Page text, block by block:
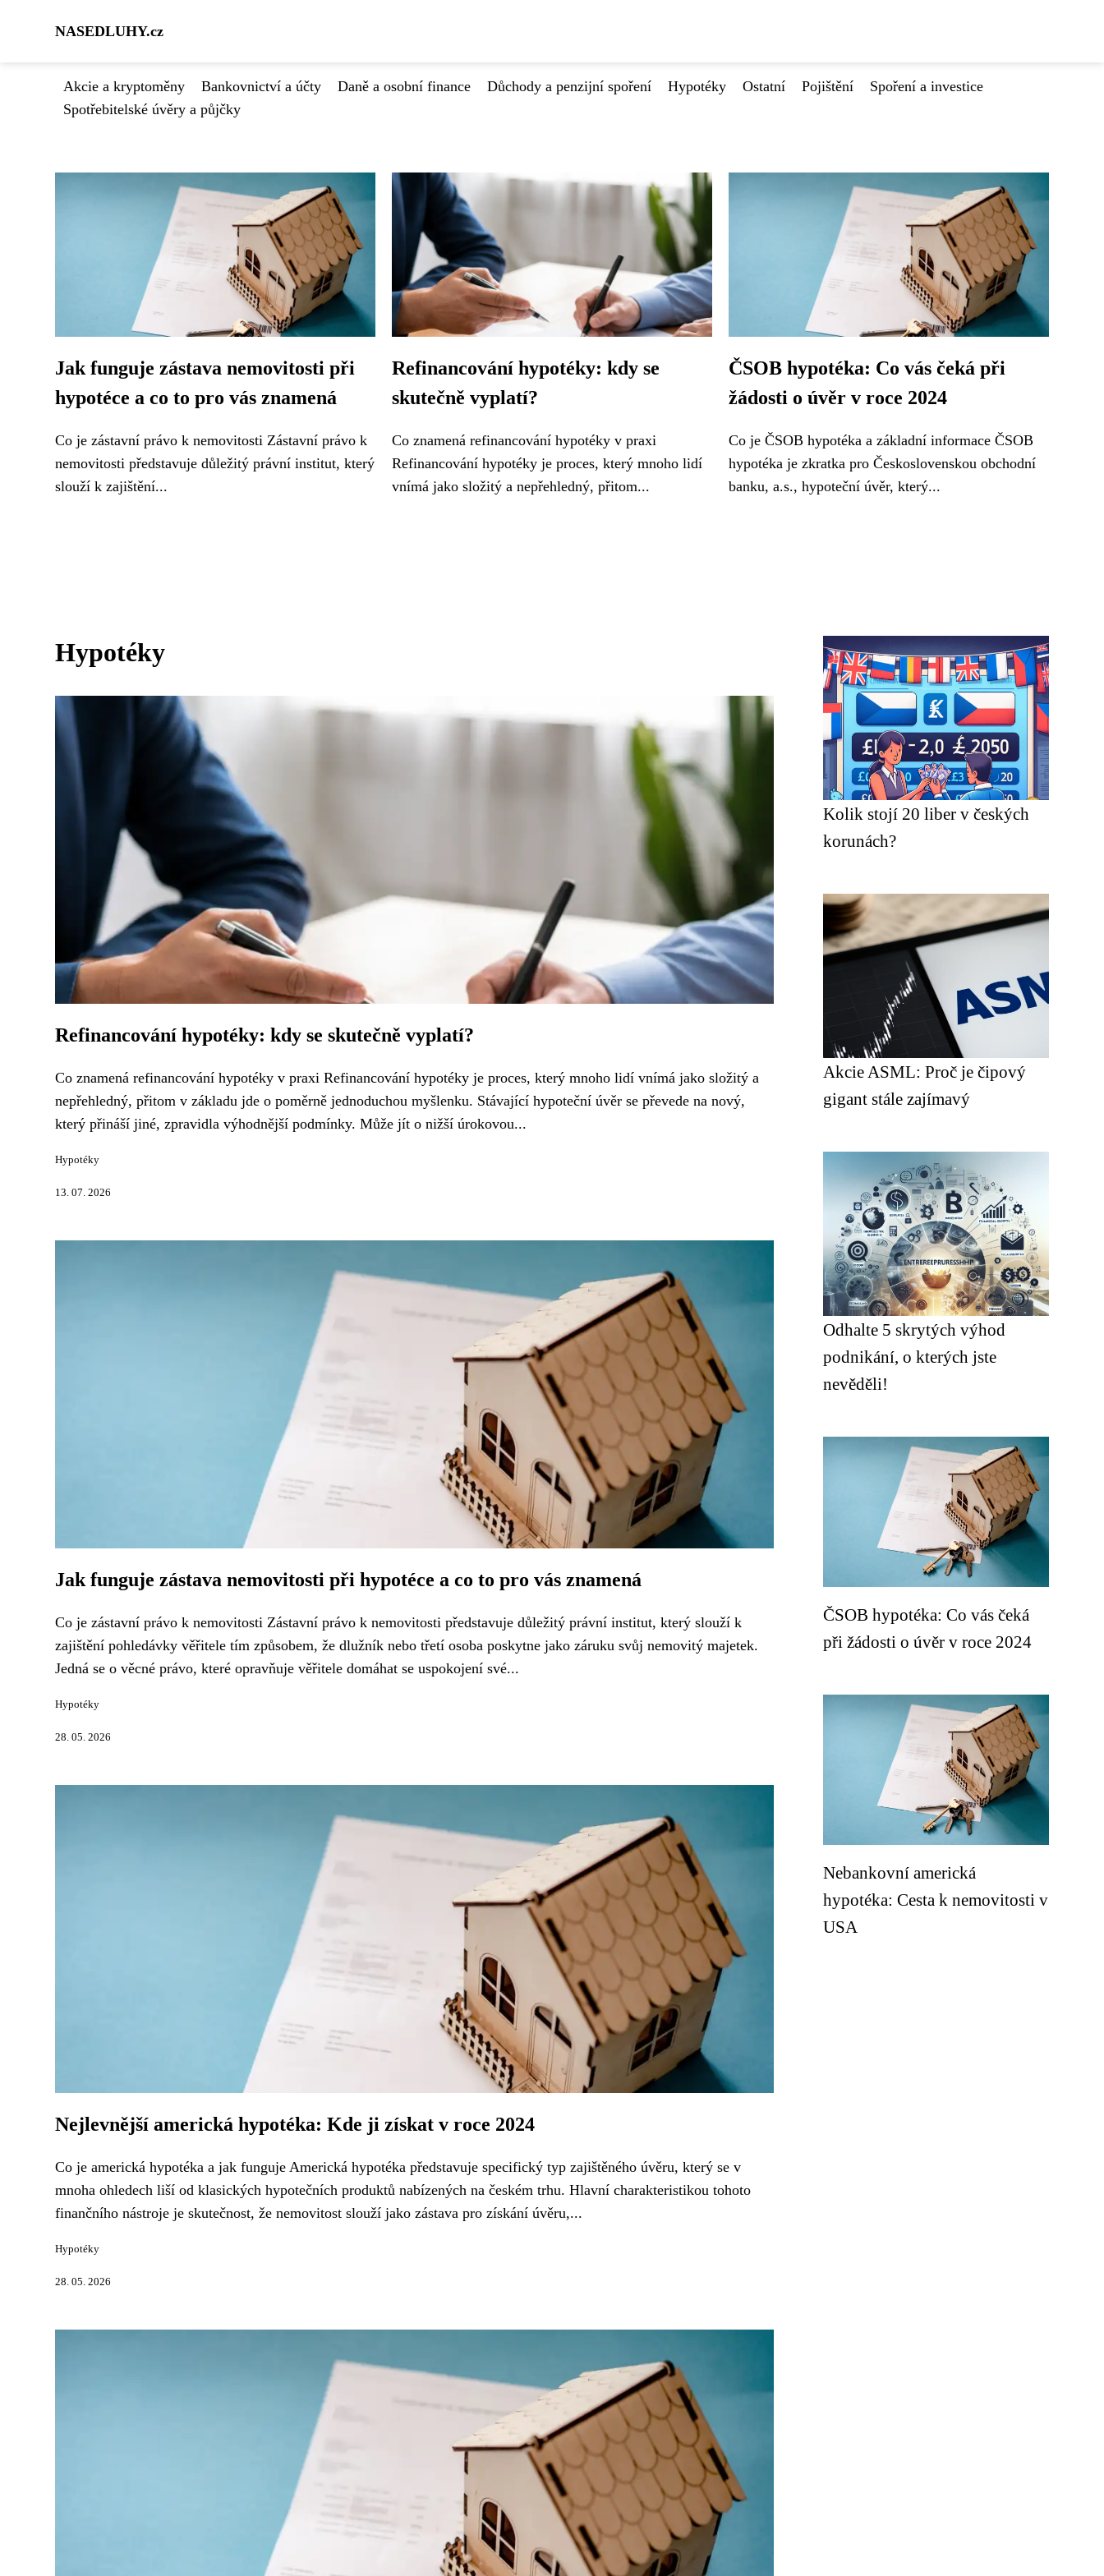
NASEDLUHY.cz
Akcie a kryptoměny Bankovnictví a účty Daně a osobní finance Důchody a penzijní spoření Hypotéky Ostatní Pojištění
Spoření a investice
Spotřebitelské úvěry a půjčky
Jak funguje zástava nemovitosti při
hypotéce a co to pro vás znamená
Co je zástavní právo k nemovitosti Zástavní právo k
nemovitosti představuje důležitý právní institut, který
slouží k zajištění...
Refinancování hypotéky: kdy se
skutečně vyplatí?
Co znamená refinancování hypotéky v praxi
Refinancování hypotéky je proces, který mnoho lidí
vnímá jako složitý a nepřehledný, přitom...
ČSOB hypotéka: Co vás čeká při
žádosti o úvěr v roce 2024
Co je ČSOB hypotéka a základní informace ČSOB
hypotéka je zkratka pro Československou obchodní
banku, a.s., hypoteční úvěr, který...
Hypotéky
Refinancování hypotéky: kdy se skutečně vyplatí?
Co znamená refinancování hypotéky v praxi Refinancování hypotéky je proces, který mnoho lidí vnímá jako složitý a
nepřehledný, přitom v základu jde o poměrně jednoduchou myšlenku. Stávající hypoteční úvěr se převede na nový,
který přináší jiné, zpravidla výhodnější podmínky. Může jít o nižší úrokovou...
Hypotéky
13. 07. 2026
Jak funguje zástava nemovitosti při hypotéce a co to pro vás znamená
Co je zástavní právo k nemovitosti Zástavní právo k nemovitosti představuje důležitý právní institut, který slouží k
zajištění pohledávky věřitele tím způsobem, že dlužník nebo třetí osoba poskytne jako záruku svůj nemovitý majetek.
Jedná se o věcné právo, které opravňuje věřitele domáhat se uspokojení své...
Hypotéky
28. 05. 2026
Nejlevnější americká hypotéka: Kde ji získat v roce 2024
Co je americká hypotéka a jak funguje Americká hypotéka představuje specifický typ zajištěného úvěru, který se v
mnoha ohledech liší od klasických hypotečních produktů nabízených na českém trhu. Hlavní charakteristikou tohoto
finančního nástroje je skutečnost, že nemovitost slouží jako zástava pro získání úvěru,...
Hypotéky
28. 05. 2026
Kolik stojí 20 liber v českých
korunách?
Akcie ASML: Proč je čipový
gigant stále zajímavý
Odhalte 5 skrytých výhod
podnikání, o kterých jste
nevěděli!
ČSOB hypotéka: Co vás čeká
při žádosti o úvěr v roce 2024
Nebankovní americká
hypotéka: Cesta k nemovitosti v
USA